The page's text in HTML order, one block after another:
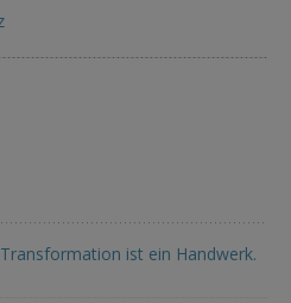
ist ein Handwerk.